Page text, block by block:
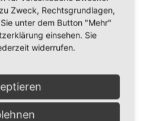
Universal­schlichtungs­
an Streitbeilegungsverfahren
teilzunehmen.
Zweck, Rechtsgrundlagen,
unter dem Button "Mehr"
einsehen. Sie
widerrufen.